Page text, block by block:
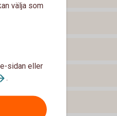
välja som
sidan eller
.